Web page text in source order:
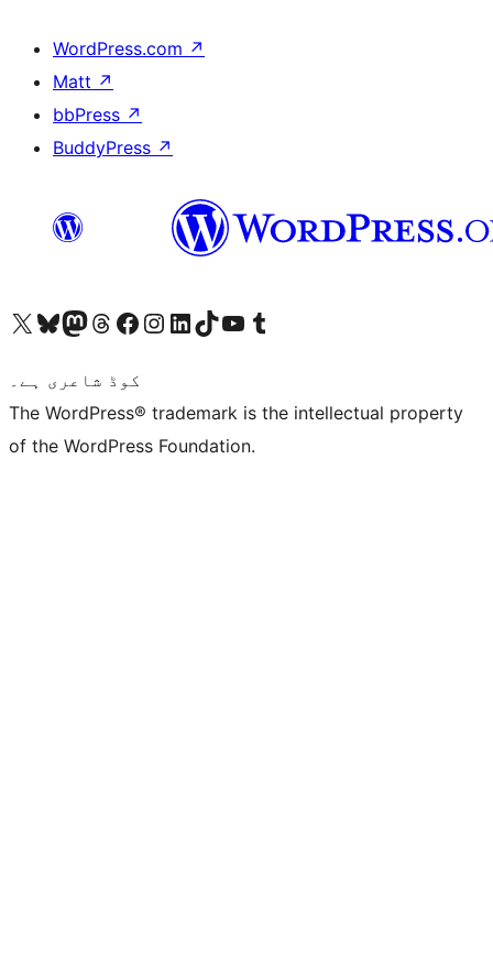
WordPress.com ↗
Matt ↗
bbPress ↗
BuddyPress ↗
Visit our X (formerly Twitter) account
ہمارے بلیواسکائی اکاؤنٹ پر جائیں
Visit our Mastodon account
ہمارے ٹھریڈز اکاؤنٹ پر جائیں
Visit our Facebook page
Visit our Instagram account
Visit our LinkedIn account
ہمارے ٹک ٹاک اکاؤنٹ پر جائیں
Visit our YouTube channel
ہمارے ٹمبلر اکاؤنٹ پر جائیں
کوڈ شاعری ہے۔
The WordPress® trademark is the intellectual property
of the WordPress Foundation.